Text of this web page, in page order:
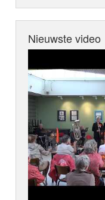
Nieuwste video